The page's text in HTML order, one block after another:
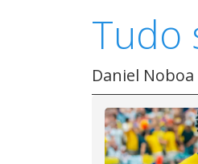
Tudo
Daniel Noboa